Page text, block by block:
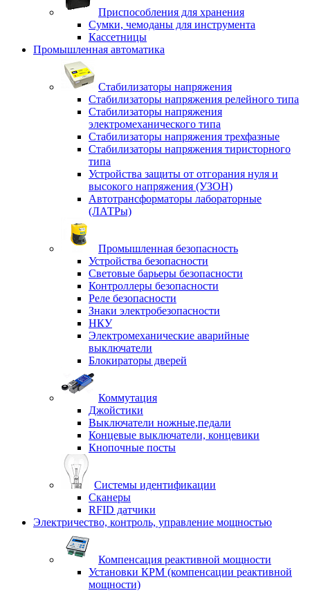
Приспособления для хранения
Сумки, чемоданы для инструмента
Кассетницы
Промышленная автоматика
Стабилизаторы напряжения
Стабилизаторы напряжения релейного типа
Стабилизаторы напряжения
электромеханического типа
Стабилизаторы напряжения трехфазные
Стабилизаторы напряжения тиристорного
типа
Устройства защиты от отгорания нуля и
высокого напряжения (УЗОН)
Автотрансформаторы лабораторные
(ЛАТРы)
Промышленная безопасность
Устройства безопасности
Световые барьеры безопасности
Контроллеры безопасности
Реле безопасности
Знаки электробезопасности
НКУ
Электромеханические аварийные
выключатели
Блокираторы дверей
Коммутация
Джойстики
Выключатели ножные,педали
Концевые выключатели, концевики
Кнопочные посты
Системы идентификации
Сканеры
RFID датчики
Электричество, контроль, управление мощностью
Компенсация реактивной мощности
Установки КРМ (компенсации реактивной
мощности)